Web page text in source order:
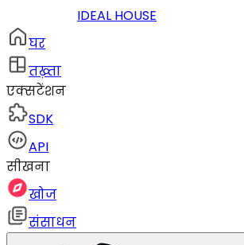
IDEAL HOUSE
घर
तख़्ता
एक्सटेंशन
SDK
API
सीखना
खोज
संसाधन